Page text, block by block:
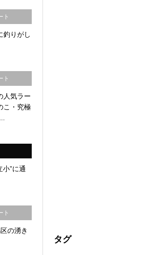
ト
釣りがし
ト
人気ラー
こ・究極
小”に通
ト
の湧き
タグ